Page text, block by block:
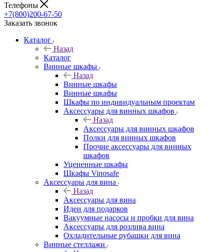
Телефоны
+7(800)200-67-50
Заказать звонок
Каталог
Назад
Каталог
Винные шкафы
Назад
Винные шкафы
Винные шкафы
Шкафы по индивидуальным проектам
Аксессуары для винных шкафов
Назад
Аксессуары для винных шкафов
Полки для винных шкафов
Прочие аксессуары для винных
шкафов
Уцененные шкафы
Шкафы Vinosafe
Аксессуары для вина
Назад
Аксессуары для вина
Идеи для подарков
Вакуумные насосы и пробки для вина
Аксессуары для розлива вина
Охладительные рубашки для вина
Винные стеллажи